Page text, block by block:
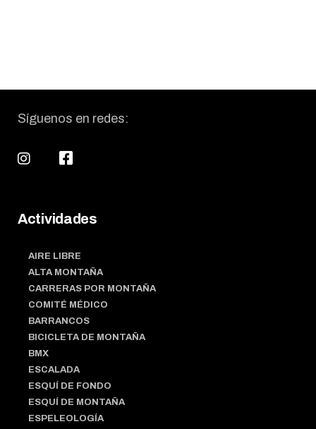
Síguenos en redes:
Actividades
AIRE LIBRE
ALTA MONTAÑA
CARRERAS POR MONTAÑA
COMITÉ MÉDICO
BARRANCOS
BICICLETA DE MONTAÑA
BMX
ESCALADA
ESQUÍ DE FONDO
ESQUÍ DE MONTAÑA
ESPELEOLOGÍA